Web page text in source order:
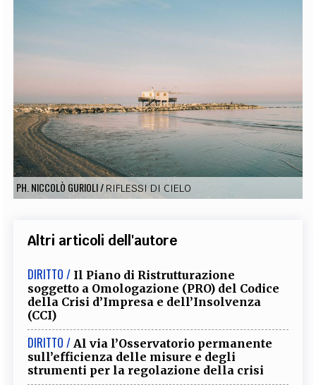
PROCEEDINGS
SOCIAL MEDIA
PH. NICCOLÒ GURIOLI/ RIFLESSI DI CIELO
Altri articoli dell'autore
DIRITTO / Il Piano di Ristrutturazione
soggetto a Omologazione (PRO) del Codice
della Crisi d’Impresa e dell’Insolvenza
(CCI)
DIRITTO / Al via l’Osservatorio permanente
sull’efficienza delle misure e degli
strumenti per la regolazione della crisi